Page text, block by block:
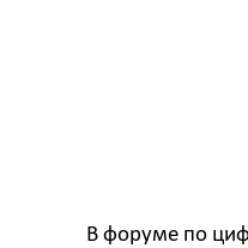
В форуме по